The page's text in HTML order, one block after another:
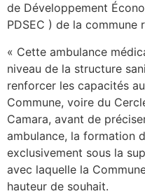
de Développement
PDSEC ) de la commune
« Cette ambulance
niveau de la structure
renforcer les capacités
Commune, voire du
Camara, avant de
ambulance, la formation
exclusivement sous la
avec laquelle la
hauteur de souhait.